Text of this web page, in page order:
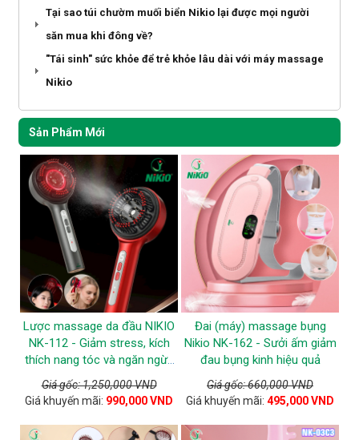
Tại sao túi chườm muối biển Nikio lại được mọi người
săn mua khi đông về?
"Tái sinh" sức khỏe để trẻ khỏe lâu dài với máy massage
Nikio
Sản Phẩm Mới
Lược massage da đầu NIKIO
NK-112 - Giảm stress, kích
thích nang tóc và ngăn ngừa
tóc gãy rụng
Giá gốc: 1,250,000 VND
Giá khuyến mãi: 990,000 VND
Đai (máy) massage bụng
Nikio NK-162 - Sưởi ấm giảm
đau bụng kinh hiệu quả
Giá gốc: 660,000 VND
Giá khuyến mãi: 495,000 VND